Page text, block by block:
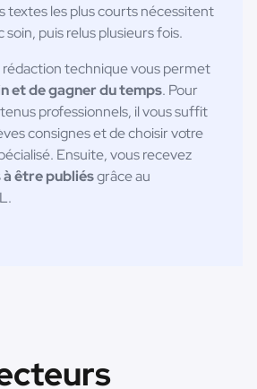
textes les plus courts nécessitent
puis relus plusieurs fois.
rédaction technique vous permet
et de gagner du temps. Pour
professionnels, il vous suffit
consignes et de choisir votre
Ensuite, vous recevez
être publiésgrâce au